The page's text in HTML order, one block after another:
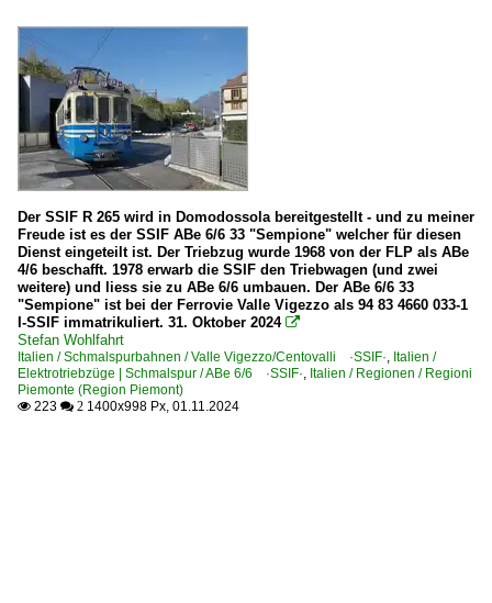
Der SSIF R 265 wird in Domodossola bereitgestellt - und zu meiner
Freude ist es der SSIF ABe 6/6 33 "Sempione" welcher für diesen
Dienst eingeteilt ist. Der Triebzug wurde 1968 von der FLP als ABe
4/6 beschafft. 1978 erwarb die SSIF den Triebwagen (und zwei
weitere) und liess sie zu ABe 6/6 umbauen. Der ABe 6/6 33
"Sempione" ist bei der Ferrovie Valle Vigezzo als 94 83 4660 033-1
I-SSIF immatrikuliert. 31. Oktober 2024 
Stefan Wohlfahrt
Italien / Schmalspurbahnen / Valle Vigezzo/Centovalli ·SSIF· Italien /
Elektrotriebzüge | Schmalspur / ABe 6/6 ·SSIF· Italien / Regionen / Regioni
Piemonte (Region Piemont)
 223  2 1400x998 Px, 01.11.2024